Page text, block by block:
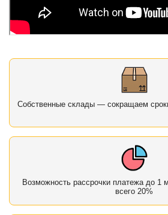
Собственные склады — сокращаем
Возможность рассрочки платежа до 1
всего 20%